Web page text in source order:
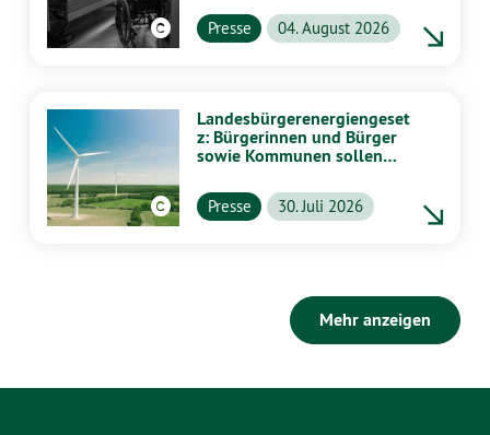
Presse 04. August 2026
Landesbürgerenergiengeset
z: Bürgerinnen und Bürger
sowie Kommunen sollen
profitieren
Presse 30. Juli 2026
Mehr anzeigen